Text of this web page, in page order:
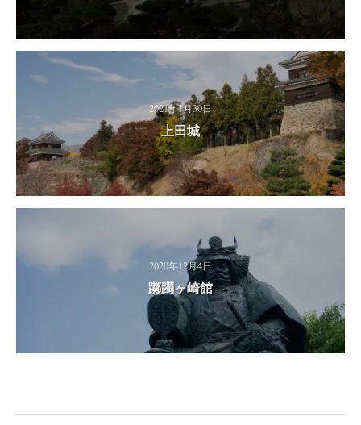
2021年1月30日
上田城
2020年12月4日
躑躅ヶ崎館